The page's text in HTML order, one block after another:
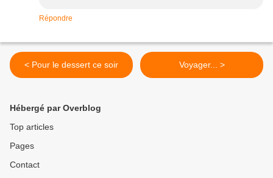
Répondre
< Pour le dessert ce soir Voyager... >
Hébergé par Overblog
Top articles
Pages
Contact